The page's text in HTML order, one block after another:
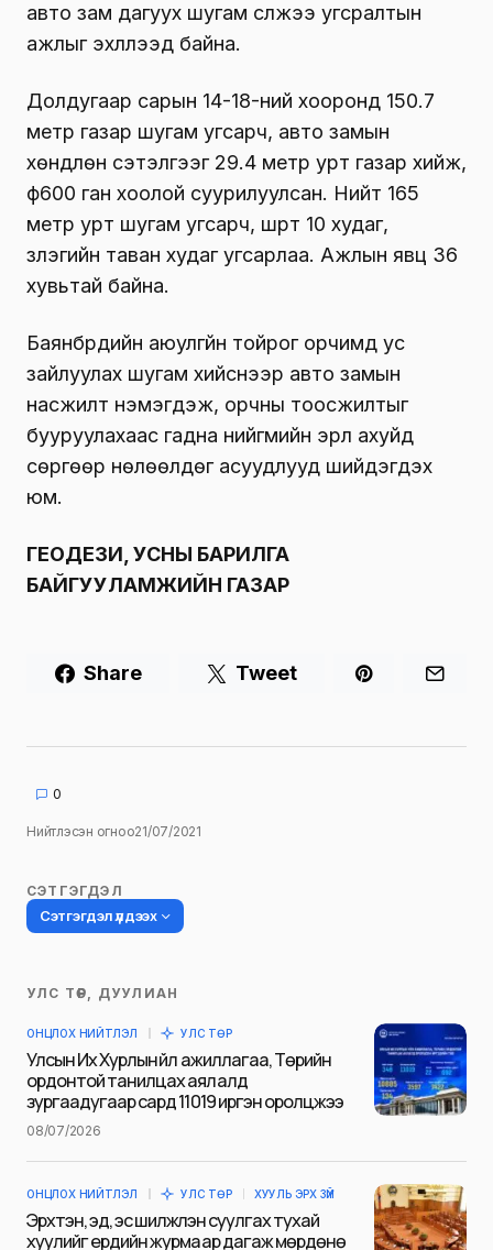
авто зам дагуух шугам сүлжээ угсралтын
ажлыг эхлүүлээд байна.
Долдугаар сарын 14-18-ний хооронд 150.7
метр газар шугам угсарч, авто замын
хөндлөн сэтэлгээг 29.4 метр урт газар хийж,
ф600 ган хоолой суурилуулсан. Нийт 165
метр урт шугам угсарч, шүүрт 10 худаг,
үзлэгийн таван худаг угсарлаа. Ажлын явц 36
хувьтай байна.
Баянбүрдийн аюулгүйн тойрог орчимд ус
зайлуулах шугам хийснээр авто замын
насжилт нэмэгдэж, орчны тоосжилтыг
бууруулахаас гадна нийгмийн эрүүл ахуйд
сөргөөр нөлөөлдөг асуудлууд шийдэгдэх
юм.
ГЕОДЕЗИ, УСНЫ БАРИЛГА
БАЙГУУЛАМЖИЙН ГАЗАР
Share Tweet
0
Нийтлэсэн огноо21/07/2021
СЭТГЭГДЭЛ
Сэтгэгдэл үлдээх
Таны имэйл хаягийг нийтлэхгүй.
тэмдэглэсэн
Name
УЛС ТӨР, ДУУЛИАН
ОНЦЛОХ НИЙТЛЭЛ УЛС ТӨР
Улсын Их Хурлын үйл ажиллагаа, Төрийн
ордонтой танилцах аялалд
зургаадугаар сард 11019 иргэн оролцжээ
08/07/2026
ОНЦЛОХ НИЙТЛЭЛ УЛС ТӨР ХУУЛЬ ЭРХ ЗҮЙ
Эрхтэн, эд, эс шилжүүлэн суулгах тухай
хуулийг ердийн журмаар дагаж мөрдөнө